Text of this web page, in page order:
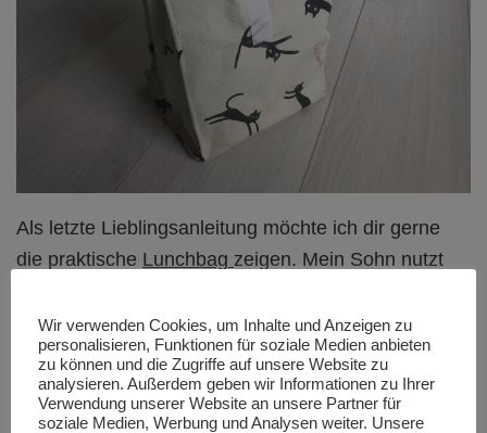
Als letzte Lieblingsanleitung möchte ich dir gerne
die praktische Lunchbag zeigen. Mein Sohn nutzt
Lebensmittel, die leicht zermatschen (z. B.
Bananen) oder auslaufen (z. B. Joghurt) können.
Damit die Lunchbag lange hält und leicht zu pflegen
ist, empfehle ich, den Innenbeutel aus Wachstuch o.
Wir verwenden Cookies, um Inhalte und Anzeigen zu
personalisieren, Funktionen für soziale Medien anbieten
zu können und die Zugriffe auf unsere Website zu
analysieren. Außerdem geben wir Informationen zu Ihrer
Verwendung unserer Website an unsere Partner für
soziale Medien, Werbung und Analysen weiter. Unsere